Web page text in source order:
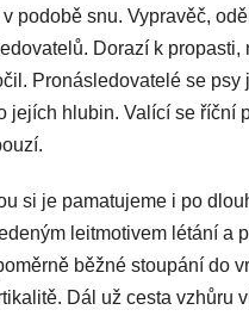
podobě snu. Vypravěč,
Dorazí k propasti,
Pronásledovatelé se psy
jejích hlubin. Valící se říční
si je pamatujeme i po
leitmotivem létání a
běžné stoupání do
Dál už cesta vzhůru